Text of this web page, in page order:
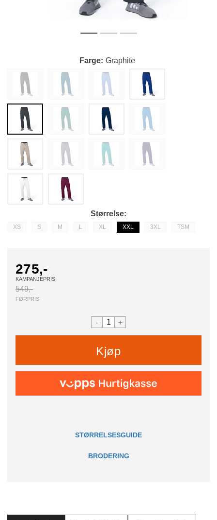
Farge Graphite
Størrelse
XS S M L XL XXL 3XL TSM
275,-
KAMPANJEPRIS
549,-
FØRPRIS
- +
Kjøp
STØRRELSESGUIDE
BRODERING